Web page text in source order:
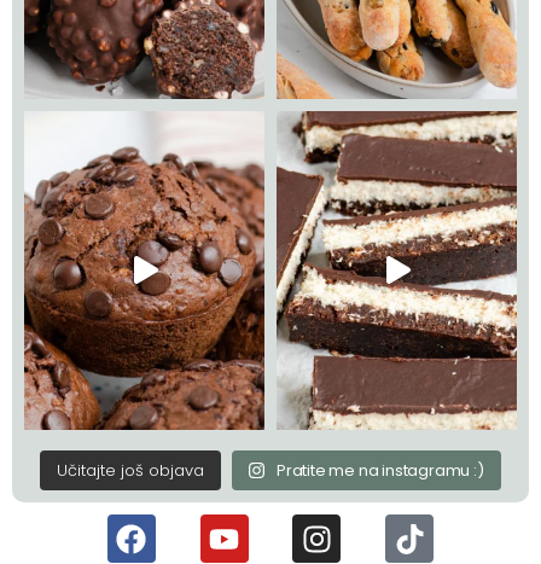
Učitajte još objava Pratite me na instagramu :)